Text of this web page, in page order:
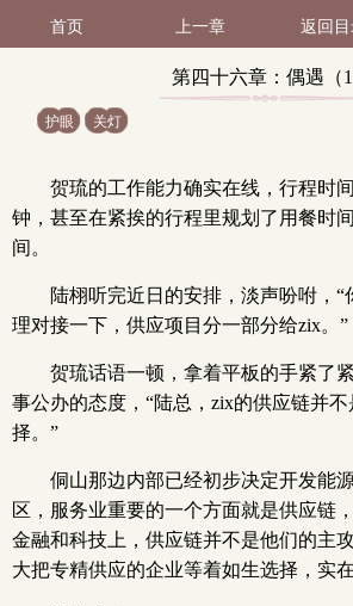
首页 上一章 返回
第四十六章：偶遇（
护眼 关灯
贺琉的工作能力确实在线，行程时
钟，甚至在紧挨的行程里规划了用餐时
间。
陆栩听完近日的安排，淡声吩咐，“
理对接一下，供应项目分一部分给zix。”
贺琉话语一顿，拿着平板的手紧了
事公办的态度，“陆总，zix的供应链并
择。”
侗山那边内部已经初步决定开发能
区，服务业重要的一个方面就是供应链
金融和科技上，供应链并不是他们的主
大把专精供应的企业等着如生选择，实